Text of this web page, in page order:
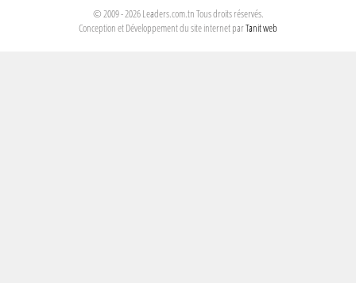
© 2009 - 2026 Leaders.com.tn Tous droits réservés.
Conception et Développement du site internet parTanit web